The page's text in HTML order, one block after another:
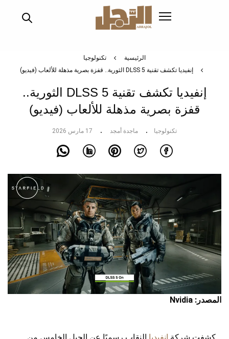
الرئيسية
تكنولوجيا
إنفيديا تكشف تقنية DLSS 5 الثورية.. قفزة بصرية مذهلة للألعاب (فيديو)
إنفيديا تكشف تقنية DLSS 5 الثورية..
قفزة بصرية مذهلة للألعاب (فيديو)
تكنولوجيا ماجدة أمجد 17 مارس 2026
المصدر: Nvidia